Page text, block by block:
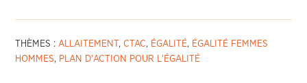
THÈMES :ALLAITEMENT ,CTAC, ÉGALITÉ, ÉGALITÉ FEMMES
HOMMES, PLAN D'ACTION POUR L'ÉGALITÉ